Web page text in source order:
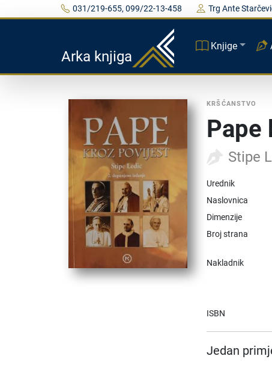
031/219-655, 099/22-13-458 Trg Ante
Arka knjiga
Knjige
KRŠĆANSTVO
Pape
Stipe
Urednik
Naslovnica
Dimenzije
Broj strana
Nakladnik
ISBN
Jedan